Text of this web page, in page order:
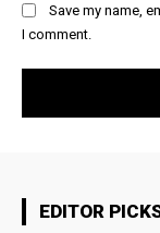
Save my name,
I comment.
EDITOR